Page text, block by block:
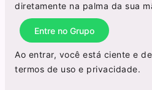
diretamente na palma da sua
Entre no Grupo
Ao entrar, você está ciente e
termos de uso e privacidade.